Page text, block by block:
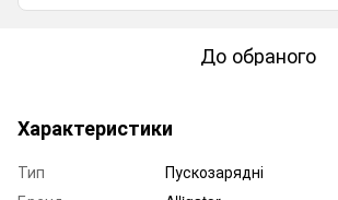
До обраного
Характеристики
Тип
Пускозарядні